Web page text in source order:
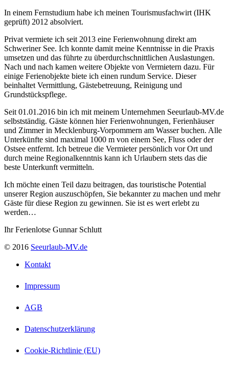
In einem Fernstudium habe ich meinen Tourismusfachwirt (IHK
geprüft) 2012 absolviert.
Privat vermiete ich seit 2013 eine Ferienwohnung direkt am
Schweriner See. Ich konnte damit meine Kenntnisse in die Praxis
umsetzen und das führte zu überdurchschnittlichen Auslastungen.
Nach und nach kamen weitere Objekte von Vermietern dazu. Für
einige Ferienobjekte biete ich einen rundum Service. Dieser
beinhaltet Vermittlung, Gästebetreuung, Reinigung und
Grundstückspflege.
Seit 01.01.2016 bin ich mit meinem Unternehmen Seeurlaub-MV.de
selbstständig. Gäste können hier Ferienwohnungen, Ferienhäuser
und Zimmer in Mecklenburg-Vorpommern am Wasser buchen. Alle
Unterkünfte sind maximal 1000 m von einem See, Fluss oder der
Ostsee entfernt. Ich betreue die Vermieter persönlich vor Ort und
durch meine Regionalkenntnis kann ich Urlaubern stets das die
beste Unterkunft vermitteln.
Ich möchte einen Teil dazu beitragen, das touristische Potential
unserer Region auszuschöpfen, Sie bekannter zu machen und mehr
Gäste für diese Region zu gewinnen. Sie ist es wert erlebt zu
werden…
Ihr Ferienlotse Gunnar Schlutt
© 2016 Seeurlaub-MV.de
Kontakt
Impressum
AGB
Datenschutzerklärung
Cookie-Richtlinie (EU)